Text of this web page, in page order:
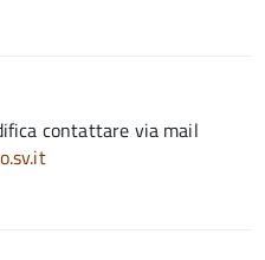
contattare via mail